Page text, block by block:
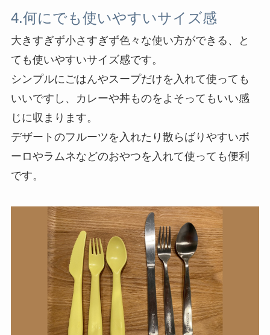
4.何にでも使いやすいサイズ感
大きすぎず小さすぎず色々な使い方ができる、と
ても使いやすいサイズ感です。
シンプルにごはんやスープだけを入れて使っても
いいですし、カレーや丼ものをよそってもいい感
じに収まります。
デザートのフルーツを入れたり散らばりやすいボ
ーロやラムネなどのおやつを入れて使っても便利
です。